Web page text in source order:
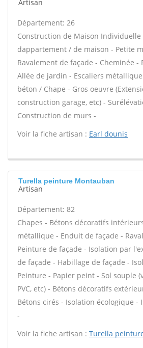
Artisan
Département: 26
Construction de Maison Individuelle
dappartement / de maison - Petite
Ravalement de façade - Cheminée -
Allée de jardin - Escaliers
béton / Chape - Gros oeuvre
construction garage, etc) -
Construction de murs -
Voir la fiche artisan : Earl dounis
Turella peinture Montauban
Artisan
Département: 82
Chapes - Bétons décoratifs
métallique - Enduit de façade -
Peinture de façade - Isolation par
de façade - Habillage de façade -
Peinture - Papier peint - Sol souple
PVC, etc) - Bétons décoratifs
Bétons cirés - Isolation écologique -
-
Voir la fiche artisan : Turella